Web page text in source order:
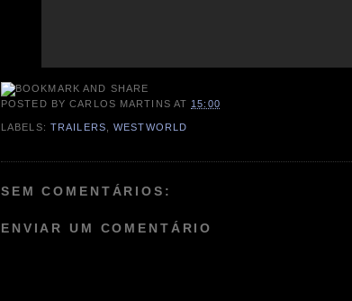
POSTED BYCARLOS MARTINS AT 15:00
LABELS: TRAILERS ,WESTWORLD
SEM COMENTÁRIOS:
ENVIAR UM COMENTÁRIO